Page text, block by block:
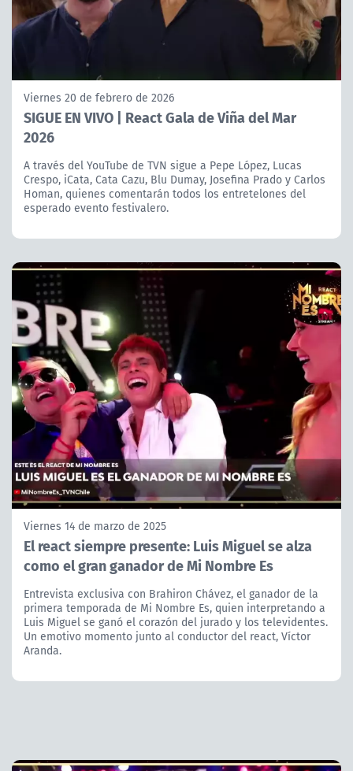
Viernes 20 de febrero de 2026
SIGUE EN VIVO | React Gala de Viña del Mar
2026
A través del YouTube de TVN sigue a Pepe López, Lucas
Crespo, iCata, Cata Cazu, Blu Dumay, Josefina Prado y Carlos
Homan, quienes comentarán todos los entretelones del
esperado evento festivalero.
Viernes 14 de marzo de 2025
El react siempre presente: Luis Miguel se alza
como el gran ganador de Mi Nombre Es
Entrevista exclusiva con Brahiron Chávez, el ganador de la
primera temporada de Mi Nombre Es, quien interpretando a
Luis Miguel se ganó el corazón del jurado y los televidentes.
Un emotivo momento junto al conductor del react, Víctor
Aranda.